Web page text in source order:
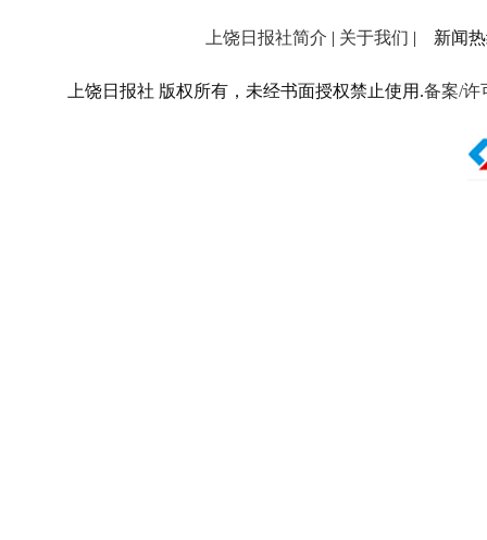
上饶日报社简介 | 关于我们 | 新闻热
上饶日报社 版权所有，未经书面授权禁止使用.备案/许